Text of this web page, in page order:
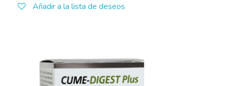
Añadir a la lista de deseos